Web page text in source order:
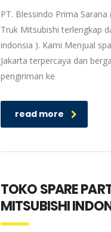
PT. Blessindo Prima
Truk Mitsubishi terlengkap
indonsia ). Kami Menjual
Jakarta terpercaya dan
pengiriman ke
read more
TOKO SPARE
MITSUBISHI